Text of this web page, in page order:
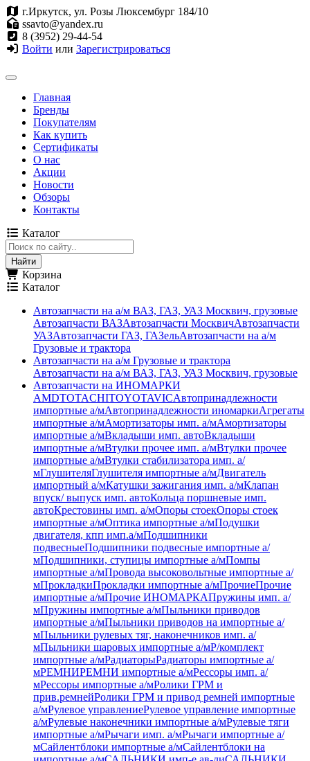
г.Иркутск, ул. Розы Люксембург 184/10
ssavto@yandex.ru
8 (3952) 29-44-54
Войти или Зарегистрироваться
Главная
Бренды
Покупателям
Как купить
Сертификаты
О нас
Акции
Новости
Обзоры
Контакты
Каталог
Корзина
Каталог
Автозапчасти на а/м ВАЗ, ГАЗ, УАЗ Москвич, грузовые
Автозапчасти ВАЗАвтозапчасти МосквичАвтозапчасти
УАЗАвтозапчасти ГАЗ, ГАЗельАвтозапчасти на а/м
Грузовые и трактора
Автозапчасти на а/м Грузовые и трактора
Автозапчасти на а/м ВАЗ, ГАЗ, УАЗ Москвич, грузовые
Автозапчасти на ИНОМАРКИ
AMDTOTACHITOYOTAVICАвтопринадлежности
импортные а/мАвтопринадлежности иномаркиАгрегаты
импортные а/мАмортизаторы имп. а/мАмортизаторы
импортные а/мВкладыши имп. автоВкладыши
импортные а/мВтулки прочее имп. а/мВтулки прочее
импортные а/мВтулки стабилизатора имп. а/
мГлушителяГлушителя импортные а/мДвигатель
импортный а/мКатушки зажигания имп. а/мКлапан
впуск/ выпуск имп. автоКольца поршневые имп.
автоКрестовины имп. а/мОпоры стоекОпоры стоек
импортные а/мОптика импортные а/мПодушки
двигателя, кпп имп.а/мПодшипники
подвесныеПодшипники подвесные импортные а/
мПодшипники, ступицы импортные а/мПомпы
импортные а/мПровода высоковольтные импортные а/
мПрокладкиПрокладки импортные а/мПрочиеПрочие
импортные а/мПрочие ИНОМАРКАПружины имп. а/
мПружины импортные а/мПыльники приводов
импортные а/мПыльники приводов на импортные а/
мПыльники рулевых тяг, наконечников имп. а/
мПыльники шаровых импортные а/мР/комплект
импортные а/мРадиаторыРадиаторы импортные а/
мРЕМНИРЕМНИ импортные а/мРессоры имп. а/
мРессоры импортные а/мРолики ГРМ и
прив.ремнейРолики ГРМ и привод ремней импортные
а/мРулевое управлениеРулевое управление импортные
а/мРулевые наконечники импортные а/мРулевые тяги
импортные а/мРычаги имп. а/мРычаги импортные а/
мСайлентблоки импортные а/мСайлентблоки на